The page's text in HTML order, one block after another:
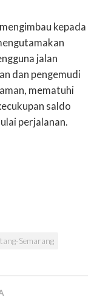
kepada
jalan
dan pengemudi
mematuhi
saldo
perjalanan.
Semarang